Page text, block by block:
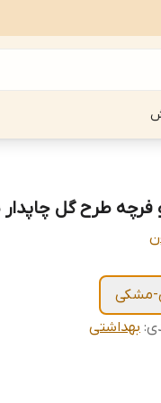
طرح گل چاپدار
مشکی
: بهداشتی